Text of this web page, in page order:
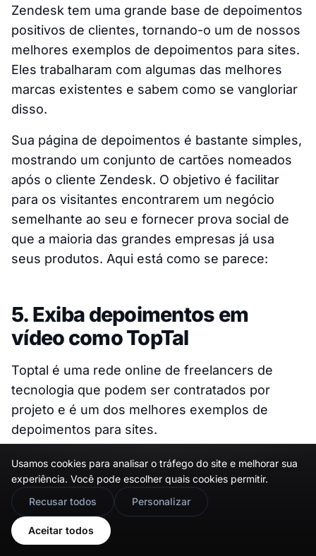
Zendesk tem uma grande base de depoimentos
positivos de clientes, tornando-o um de nossos
melhores exemplos de depoimentos para sites.
Eles trabalharam com algumas das melhores
marcas existentes e sabem como se vangloriar
disso.
Sua página de depoimentos é bastante simples,
mostrando um conjunto de cartões nomeados
após o cliente Zendesk. O objetivo é facilitar
para os visitantes encontrarem um negócio
semelhante ao seu e fornecer prova social de
que a maioria das grandes empresas já usa
seus produtos. Aqui está como se parece:
5. Exiba depoimentos em
vídeo como TopTal
Toptal é uma rede online de freelancers de
tecnologia que podem ser contratados por
projeto e é um dos melhores exemplos de
depoimentos para sites.
Suapágina de depoimentosé bastante simples,
chamada Clients, onde eles exibem
depoimentos de clientes principalmente de
clientes empresariais, e o formato de vídeo que
usam os torna depoimentos eficazes.
Usamos cookies para analisar o tráfego do site e melhorar sua
experiência. Você pode escolher quais cookies permitir.
Recusar todos
Personalizar
Aceitar todos
🇬🇧 Would you prefer this site in English?
View in English